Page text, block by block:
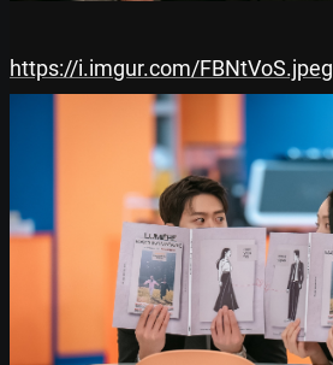
https://i.imgur.com/FBNtVoS.jpeg